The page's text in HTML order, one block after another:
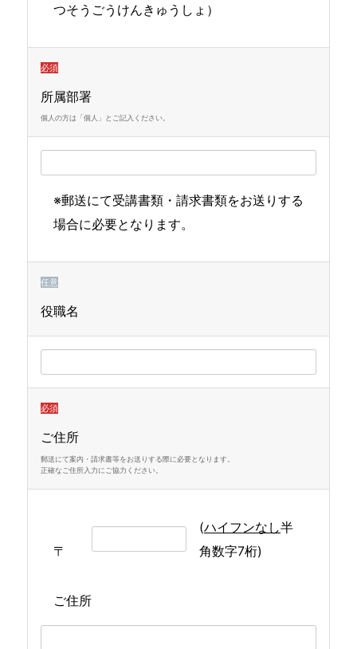
つそうごうけんきゅうしょ）
必須
所属部署
個人の方は「個人」とご記入ください。
※郵送にて受講書類・請求書類をお送りする
場合に必要となります。
任意
役職名
必須
ご住所
郵送にて案内・請求書等をお送りする際に必要となります。
正確なご住所入力にご協力ください。
〒
(ハイフンなし半
角数字7桁)
ご住所